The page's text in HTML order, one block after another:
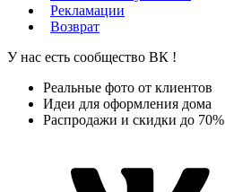
Рекламации
Возврат
У нас есть сообщество ВК !
Реальные фото от клиентов
Идеи для оформления дома
Распродажи и скидки до 70%